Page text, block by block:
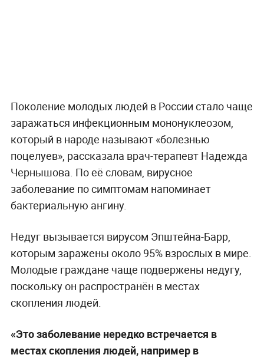
Поколение молодых людей в России стало чаще
заражаться инфекционным мононуклеозом,
который в народе называют «болезнью
поцелуев», рассказала врач-терапевт Надежда
Чернышова. По её словам, вирусное
заболевание по симптомам напоминает
бактериальную ангину.
Недуг вызывается вирусом Эпштейна-Барр,
которым заражены около 95% взрослых в мире.
Молодые граждане чаще подвержены недугу,
поскольку он распространён в местах
скопления людей.
«Это заболевание нередко встречается в
местах скопления людей, например в